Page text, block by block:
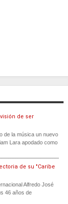
de ser
de la música un nuevo
Lara apodado como
de su "Caribe
Alfredo José
46 años de